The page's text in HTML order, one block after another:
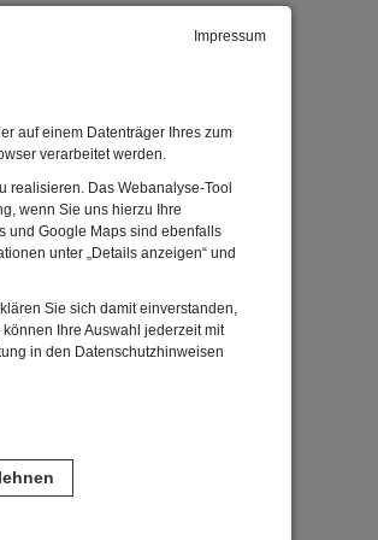
Impressum
auf einem Datenträger Ihres zum
verarbeitet werden.
realisieren. Das Webanalyse-Tool
wenn Sie uns hierzu Ihre
und Google Maps sind ebenfalls
unter „Details anzeigen“ und
Sie sich damit einverstanden,
Ihre Auswahl jederzeit mit
in den Datenschutzhinweisen
der ärztlichen
in seinem
Raum
zusammen mit